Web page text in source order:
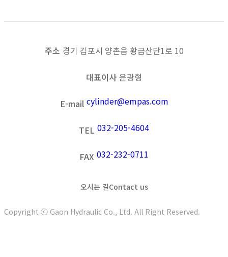
주소 경기 김포시 양촌읍 황금산단1로 10
대표이사 윤광형
E-mail cylinder@empas.com
TEL 032-205-4604
FAX 032-232-0711
오시는 길Contact us
Copyright ⓒ Gaon Hydraulic Co., Ltd. All Right Reserved.